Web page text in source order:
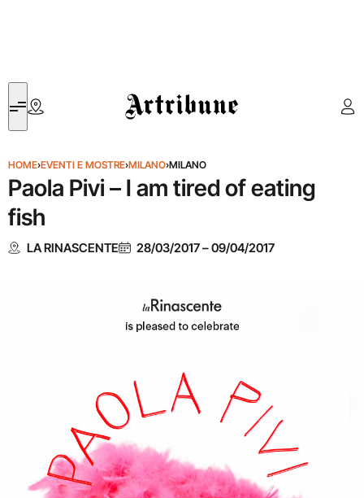
Artribune
HOME›EVENTI E MOSTRE›MILANO›MILANO
Paola Pivi – I am tired of eating
fish
LA RINASCENTE 28/03/2017–09/04/2017